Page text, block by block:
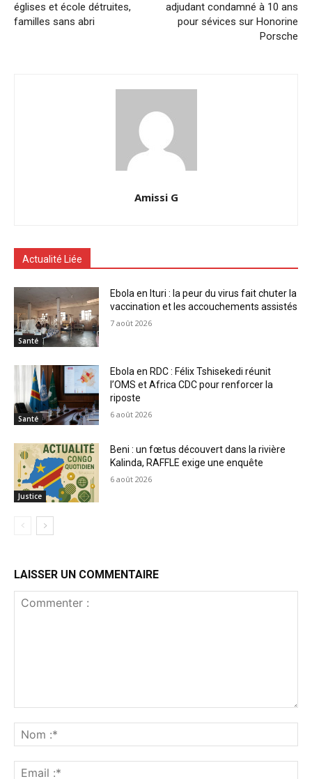
églises et école détruites,
familles sans abri
adjudant condamné à 10 ans
pour sévices sur Honorine
Porsche
Amissi G
Actualité Liée
Santé
Ebola en Ituri : la peur du virus fait chuter la
vaccination et les accouchements assistés
7 août 2026
Santé
Ebola en RDC : Félix Tshisekedi réunit
l’OMS et Africa CDC pour renforcer la
riposte
6 août 2026
Justice
Beni : un fœtus découvert dans la rivière
Kalinda, RAFFLE exige une enquête
6 août 2026
LAISSER UN COMMENTAIRE
:*